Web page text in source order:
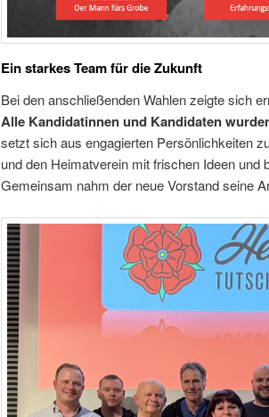
Ein starkes Team für die Zukunft
Bei den anschließenden Wahlen zeigte sich
Alle Kandidatinnen und Kandidaten
setzt sich aus engagierten Persönlichkeiten
und den Heimatverein mit frischen Ideen und
Gemeinsam nahm der neue Vorstand seine